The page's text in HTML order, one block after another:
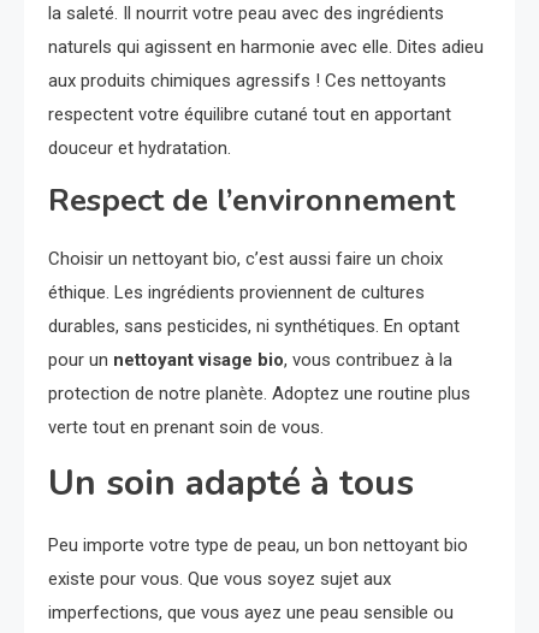
la saleté. Il nourrit votre peau avec des ingrédients
naturels qui agissent en harmonie avec elle. Dites adieu
aux produits chimiques agressifs ! Ces nettoyants
respectent votre équilibre cutané tout en apportant
douceur et hydratation.
Respect de l’environnement
Choisir un nettoyant bio, c’est aussi faire un choix
éthique. Les ingrédients proviennent de cultures
durables, sans pesticides, ni synthétiques. En optant
pour un nettoyant visage bio, vous contribuez à la
protection de notre planète. Adoptez une routine plus
verte tout en prenant soin de vous.
Un soin adapté à tous
Peu importe votre type de peau, un bon nettoyant bio
existe pour vous. Que vous soyez sujet aux
imperfections, que vous ayez une peau sensible ou